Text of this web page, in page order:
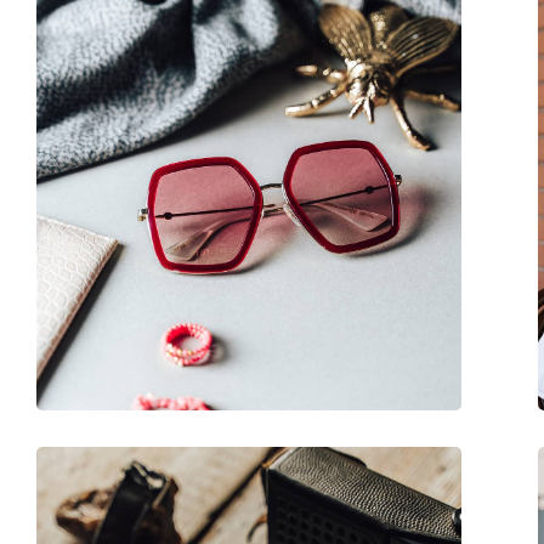
Género:
Mulher
Categoria:
Óculos de sol
Marca:
Dolce & Gabbana
Uso:
Moda
0DG 4373 32468G